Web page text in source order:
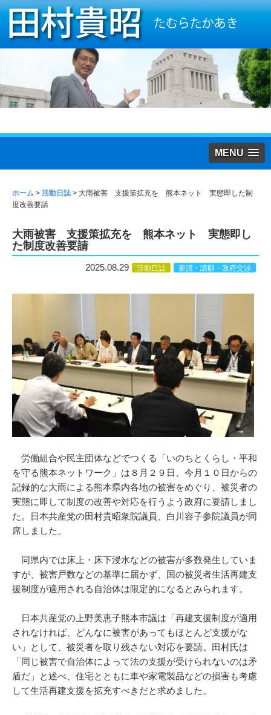
MENU
ホーム > 活動日誌> 大雨被害 支援策拡充を 熊本ネット 実態即した制
度改善要請
大雨被害 支援策拡充を 熊本ネット 実態即し
た制度改善要請
2025.08.29 活動日誌 要請・請願・政府交渉
労働組合や民主団体などでつくる「いのちとくらし・平和
を守る熊本ネットワーク」は８月２９日、今月１０日からの
記録的な大雨による熊本県内各地の被害をめぐり、被災者の
実態に即して制度の改善や対応を行うよう政府に要請しまし
た。日本共産党の田村貴昭衆院議員、白川容子参院議員が同
席しました。
同県内では床上・床下浸水などの被害が多数発生していま
すが、被害戸数などの基準に届かず、国の被災者生活再建支
援制度が適用される自治体は限定的になるとみられます。
日本共産党の上野美恵子熊本市議は「再建支援制度が適用
されなければ、どんなに被害があってもほとんど支援がな
い」として、被災者を取り残さない対応を要請。田村氏は
「同じ被害で自治体によって法の支援が受けられないのは矛
盾だ」と述べ、住宅とともに車や家電製品などの損害も考慮
して生活再建支援を拡充すべきだと求めました。